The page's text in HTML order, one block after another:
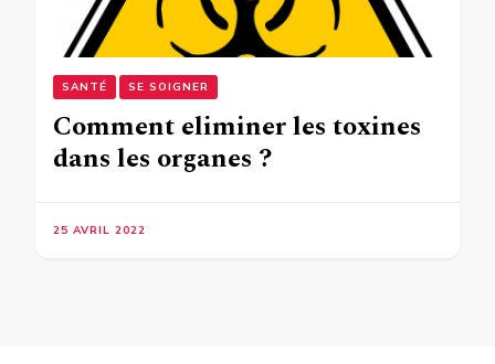
SANTÉ SE SOIGNER
Comment eliminer les toxines
dans les organes ?
25 AVRIL 2022